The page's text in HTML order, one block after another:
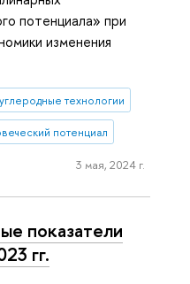
потенциала» при
изменения
технологии
потенциал
3 мая, 2024 г.
показатели
гг.